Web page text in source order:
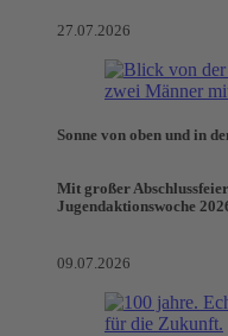
27.07.2026
Sonne von oben und in
Mit großer
Jugendaktionswoche
09.07.2026